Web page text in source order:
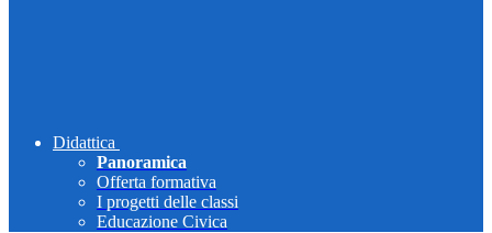
Didattica
Panoramica
Offerta formativa
I progetti delle classi
Educazione Civica